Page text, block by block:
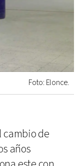
Foto: Elonce.
cambio de
años